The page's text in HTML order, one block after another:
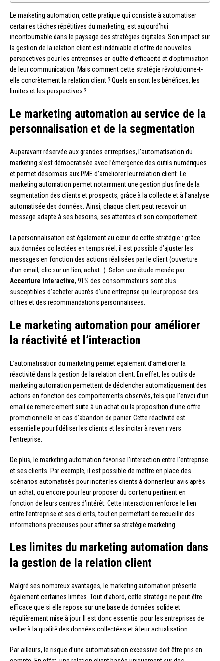
Le marketing automation, cette pratique qui consiste à automatiser
certaines tâches répétitives du marketing, est aujourd’hui
incontournable dans le paysage des stratégies digitales. Son impact sur
la gestion de la relation client est indéniable et offre de nouvelles
perspectives pour les entreprises en quête d’efficacité et d’optimisation
de leur communication. Mais comment cette stratégie révolutionne-t-
elle concrètement la relation client ? Quels en sont les bénéfices, les
limites et les perspectives ?
Le marketing automation au service de la
personnalisation et de la segmentation
Auparavant réservée aux grandes entreprises, l’automatisation du
marketing s’est démocratisée avec l’émergence des outils numériques
et permet désormais aux PME d’améliorer leur relation client. Le
marketing automation permet notamment une gestion plus fine de la
segmentation des clients et prospects, grâce à la collecte et à l’analyse
automatisée des données. Ainsi, chaque client peut recevoir un
message adapté à ses besoins, ses attentes et son comportement.
La personnalisation est également au cœur de cette stratégie : grâce
aux données collectées en temps réel, il est possible d’ajuster les
messages en fonction des actions réalisées par le client (ouverture
d’un email, clic sur un lien, achat…). Selon une étude menée par
Accenture Interactive, 91% des consommateurs sont plus
susceptibles d’acheter auprès d’une entreprise qui leur propose des
offres et des recommandations personnalisées.
Le marketing automation pour améliorer
la réactivité et l’interaction
L’automatisation du marketing permet également d’améliorer la
réactivité dans la gestion de la relation client. En effet, les outils de
marketing automation permettent de déclencher automatiquement des
actions en fonction des comportements observés, tels que l’envoi d’un
email de remerciement suite à un achat ou la proposition d’une offre
promotionnelle en cas d’abandon de panier. Cette réactivité est
essentielle pour fidéliser les clients et les inciter à revenir vers
l’entreprise.
De plus, le marketing automation favorise l’interaction entre l’entreprise
et ses clients. Par exemple, il est possible de mettre en place des
scénarios automatisés pour inciter les clients à donner leur avis après
un achat, ou encore pour leur proposer du contenu pertinent en
fonction de leurs centres d’intérêt. Cette interaction renforce le lien
entre l’entreprise et ses clients, tout en permettant de recueillir des
informations précieuses pour affiner sa stratégie marketing.
Les limites du marketing automation dans
la gestion de la relation client
Malgré ses nombreux avantages, le marketing automation présente
également certaines limites. Tout d’abord, cette stratégie ne peut être
efficace que si elle repose sur une base de données solide et
régulièrement mise à jour. Il est donc essentiel pour les entreprises de
veiller à la qualité des données collectées et à leur actualisation.
Par ailleurs, le risque d’une automatisation excessive doit être pris en